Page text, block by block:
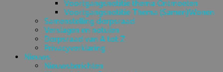
Voortgangsnotitie thema Ontmoeten
Voortgangsnotitie Thema (Samen)Wonen
Samenstelling dorpsraad
Verslagen en notulen
Dorpsraad van A tot Z
Privacyverklaring
Nieuws
Nieuwsberichten